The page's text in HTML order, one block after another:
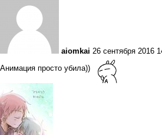
aiomkai 26 сентября 2016
Анимация просто убила))